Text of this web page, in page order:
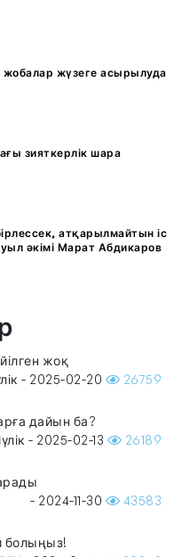
жүзеге асырылуда
зияткерлік шара
атқарылмайтын іс
әкімі Марат Абдикаров
жоқ
- 2025-02-20 26759
дайын ба?
- 2025-02-13 26189
- 2024-11-30 43583
болыңыз!